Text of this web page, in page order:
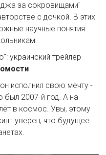
за сокровищами"
с дочкой. В этих
научные понятия
украинский трейлер
исполнил свою мечту -
был 2007-й год. А на
в космос. Увы, этому
уверен, что будущее